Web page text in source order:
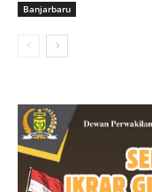
Banjarbaru